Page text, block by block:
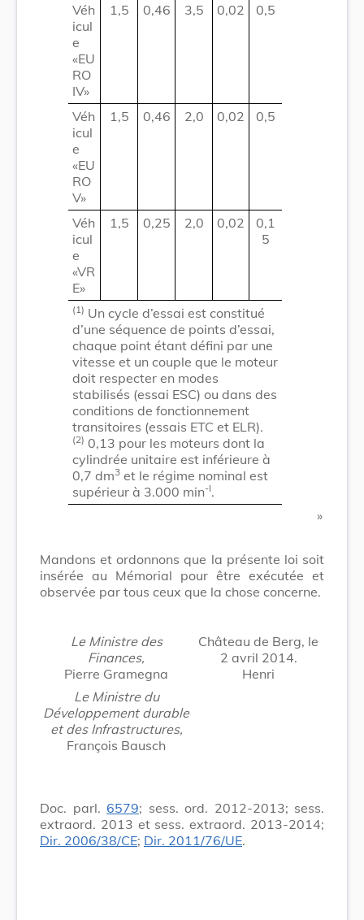
Véh
icul
e
«EU
RO
IV»
1,5 0,46 3,5 0,02 0,5
Véh
icul
e
«EU
RO
V»
1,5 0,46 2,0 0,02 0,5
Véh
icul
e
«VR
E»
1,5 0,25 2,0 0,02
0,1
5
(1) Un cycle d’essai est constitué
d’une séquence de points d’essai,
chaque point étant défini par une
vitesse et un couple que le moteur
doit respecter en modes
stabilisés (essai ESC) ou dans des
conditions de fonctionnement
transitoires (essais ETC et ELR).
(2) 0,13 pour les moteurs dont la
cylindrée unitaire est inférieure à
0,7 dm3 et le régime nominal est
supérieur à 3.000 min-I.
​ »
Mandons et ordonnons que la présente loi soit
insérée au Mémorial pour être exécutée et
observée par tous ceux que la chose concerne.
Le Ministre des
Finances,
Pierre Gramegna
Le Ministre du
Développement durable
et des Infrastructures,
François Bausch
Château de Berg, le
2 avril 2014.
Henri
Doc. parl. 6579; sess. ord. 2012-2013; sess.
extraord. 2013 et sess. extraord. 2013-2014;
Dir. 2006/38/CE; Dir. 2011/76/UE.